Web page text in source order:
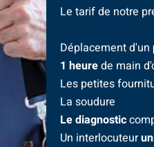
Le tarif de notre
Déplacement d'un
1 heurede main
Les petites
La soudure
Le diagnostic
Un interlocuteur